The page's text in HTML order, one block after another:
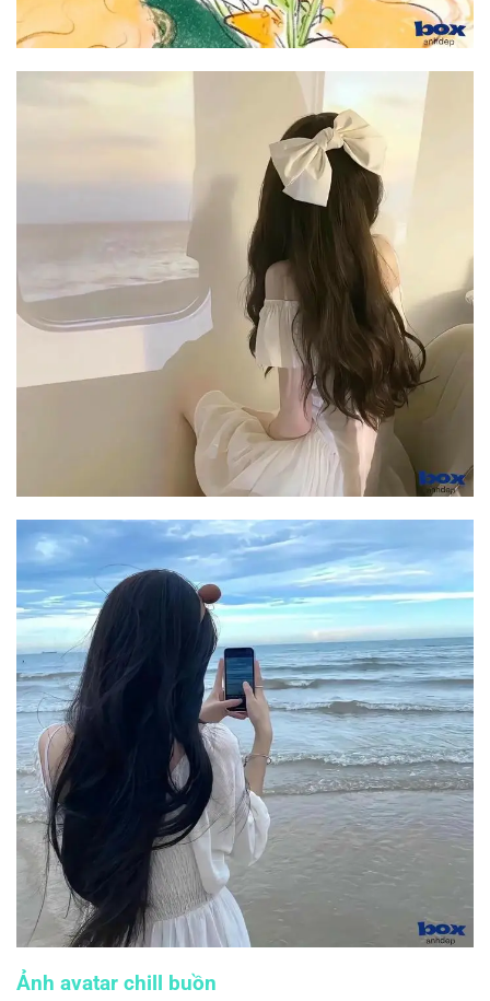
Ảnh avatar chill buồn